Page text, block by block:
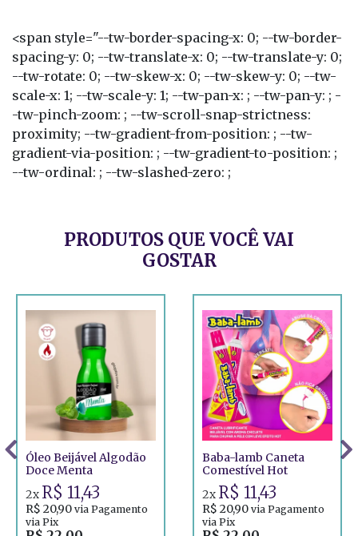
<span style="--tw-border-spacing-x: 0; --tw-border-
spacing-y: 0; --tw-translate-x: 0; --tw-translate-y: 0;
--tw-rotate: 0; --tw-skew-x: 0; --tw-skew-y: 0; --tw-
scale-x: 1; --tw-scale-y: 1; --tw-pan-x: ; --tw-pan-y: ; -
-tw-pinch-zoom: ; --tw-scroll-snap-strictness:
proximity; --tw-gradient-from-position: ; --tw-
gradient-via-position: ; --tw-gradient-to-position: ;
--tw-ordinal: ; --tw-slashed-zero: ;
PRODUTOS QUE VOCÊ VAI
GOSTAR
Óleo Beijável Algodão
Doce Menta
2x R$ 11,43
R$ 20,90 via Pagamento
via Pix
Baba-lamb Caneta
Comestível Hot
2x R$ 11,43
R$ 20,90 via Pagamento
via Pix